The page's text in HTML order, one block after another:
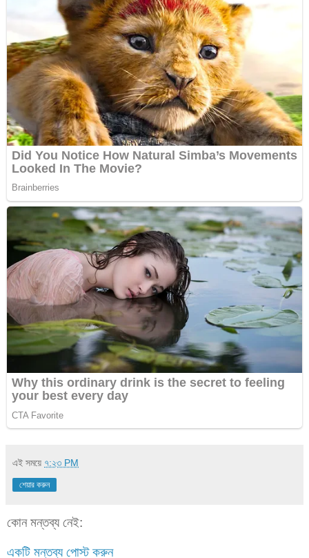
এই সময়ে ৭:২৩ PM
শেয়ার করুন
কোন মন্তব্য নেই:
একটি মন্তব্য পোস্ট করুন